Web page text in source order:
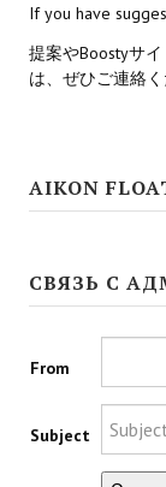
Mass Effect
Neverwinter
Sims 3
Star Wars Jedi
Star Wars
Star Wars
Titan Quest
If you have
提案やBoostyサ
は、ぜひご連絡く
AIKON
СВЯЗЬ С
From
Subject